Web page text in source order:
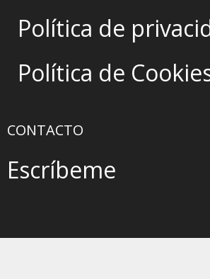
Política de
Política de
CONTACTO
Escríbeme